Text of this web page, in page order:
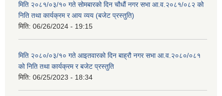
मिति २०८१/०३/१० गते सोमबारको दिन चौधौं नगर सभा आ.व.२०८१/०८२ को
निति तथा कार्यक्रम र आय व्यय (बजेट प्रस्तुति)
मिति: 06/26/2024 - 19:15
मिति २०८०/०३/१० गते आइतवारको दिन बाह्रौ नगर सभा आ.व.२०८०/०८१
को निति तथा कार्यक्रम र बजेट प्रस्तुति
मिति: 06/25/2023 - 18:34